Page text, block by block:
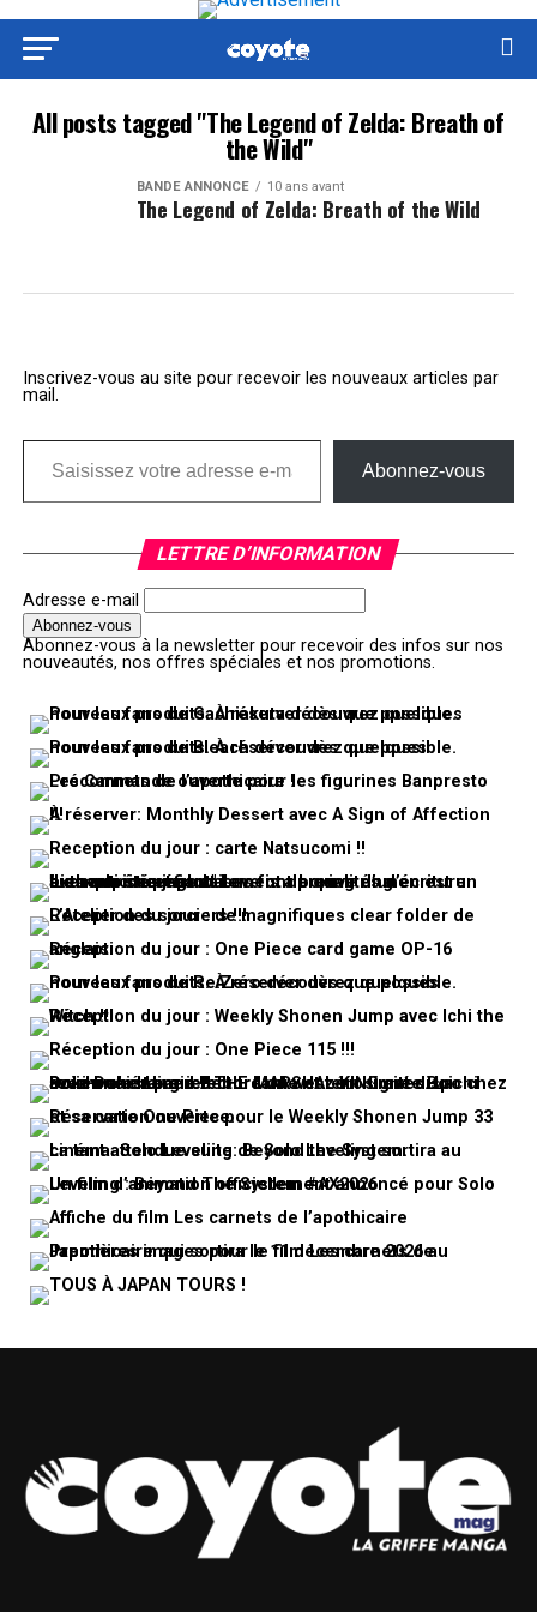
All posts tagged "The Legend of Zelda: Breath of
the Wild"
BANDE ANNONCE 10 ans avant
The Legend of Zelda: Breath of the Wild
Inscrivez-vous au site pour recevoir les nouveaux articles par
mail.
Saisissez votre adresse e-mail…
Abonnez-vous
LETTRE D’INFORMATION
Adresse e-mail
Abonnez-vous à la newsletter pour recevoir des infos sur nos
nouveautés, nos offres spéciales et nos promotions.